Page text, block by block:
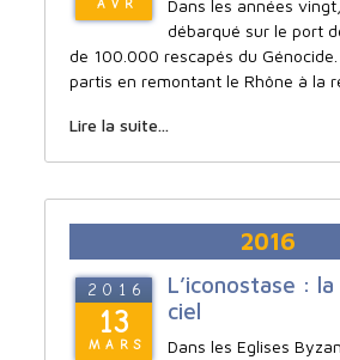
AVR
Dans les années
débarqué sur le port
de 100.000 rescapés du
partis en remontant le Rhône à la
Lire la suite...
2016
2016
13
MARS
L’iconostase :
ciel
Dans les Eglises